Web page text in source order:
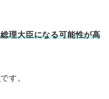
理大臣になる可能性が高
です。